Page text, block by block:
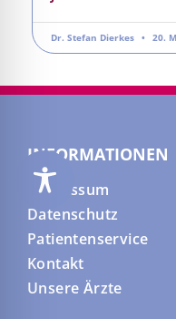
Dr. Stefan Dierkes 20.
INFORMATIONEN
Impressum
Datenschutz
Patientenservice
Kontakt
Unsere Ärzte